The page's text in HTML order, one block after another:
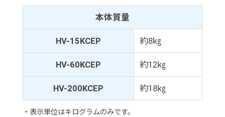
本体質量
HV-15KCEP 約8㎏
HV-60KCEP 約12㎏
HV-200KCEP 約18㎏
・表示単位はキログラムのみです。